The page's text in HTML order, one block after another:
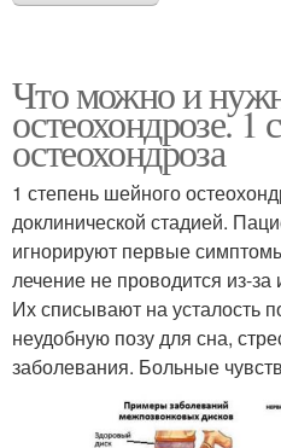
Что можно и
остеохондрозе. 1
остеохондроза
1 степень шейного
доклинической стадией.
игнорируют первые
лечение не проводится из-
Их списывают на усталость
неудобную позу для сна,
заболевания. Больные